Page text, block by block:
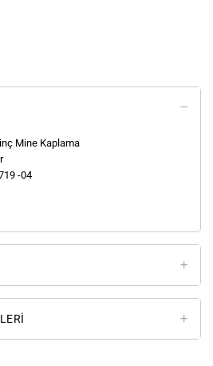
Mine Kaplama
-04